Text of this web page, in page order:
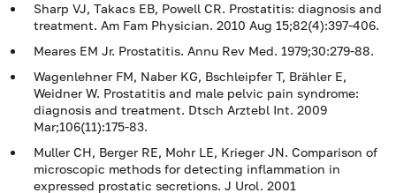
Sharp VJ, Takacs EB, Powell CR. Prostatitis: diagnosis and
treatment. Am Fam Physician. 2010 Aug 15;82(4):397-406.
Meares EM Jr. Prostatitis. Annu Rev Med. 1979;30:279-88.
Wagenlehner FM, Naber KG, Bschleipfer T, Brähler E,
Weidner W. Prostatitis and male pelvic pain syndrome:
diagnosis and treatment. Dtsch Arztebl Int. 2009
Mar;106(11):175-83.
Muller CH, Berger RE, Mohr LE, Krieger JN. Comparison of
microscopic methods for detecting inflammation in
expressed prostatic secretions. J Urol. 2001